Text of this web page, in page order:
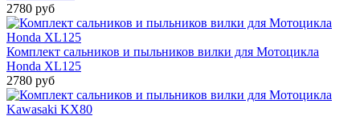
2780 руб
Комплект сальников и пыльников вилки для Мотоцикла
Honda XL125
2780 руб